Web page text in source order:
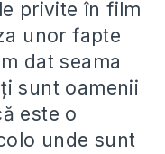
privite în film
unor fapte
dat seama
sunt oamenii
este o
unde sunt